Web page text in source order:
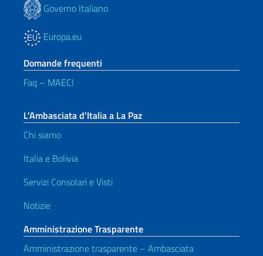
Governo Italiano
Europa.eu
Domande frequenti
Faq – MAECI
L’Ambasciata d’Italia a La Paz
Chi siamo
Italia e Bolivia
Servizi Consolari e Visti
Notizie
Amministrazione Trasparente
Amministrazione trasparente – Ambasciata